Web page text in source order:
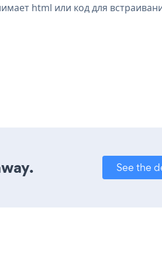
html или код для
See the